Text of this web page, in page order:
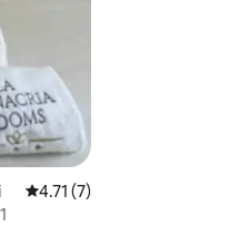
Calificación promedio: 4.71 de
4.71 (7)